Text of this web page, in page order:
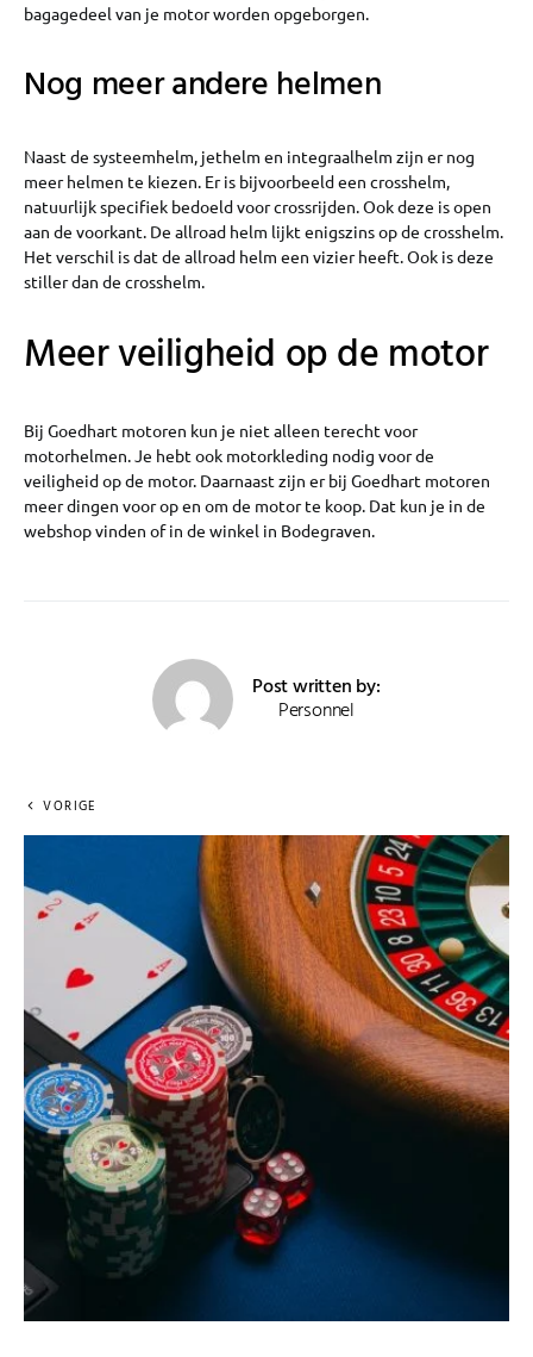
bagagedeel van je motor worden opgeborgen.
Nog meer andere helmen
Naast de systeemhelm, jethelm en integraalhelm zijn er nog
meer helmen te kiezen. Er is bijvoorbeeld een crosshelm,
natuurlijk specifiek bedoeld voor crossrijden. Ook deze is open
aan de voorkant. De allroad helm lijkt enigszins op de crosshelm.
Het verschil is dat de allroad helm een vizier heeft. Ook is deze
stiller dan de crosshelm.
Meer veiligheid op de motor
Bij Goedhart motoren kun je niet alleen terecht voor
motorhelmen. Je hebt ook motorkleding nodig voor de
veiligheid op de motor. Daarnaast zijn er bij Goedhart motoren
meer dingen voor op en om de motor te koop. Dat kun je in de
webshop vinden of in de winkel in Bodegraven.
Post written by:
Personnel
VORIGE